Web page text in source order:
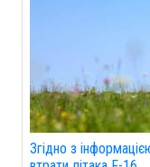
Згідно з